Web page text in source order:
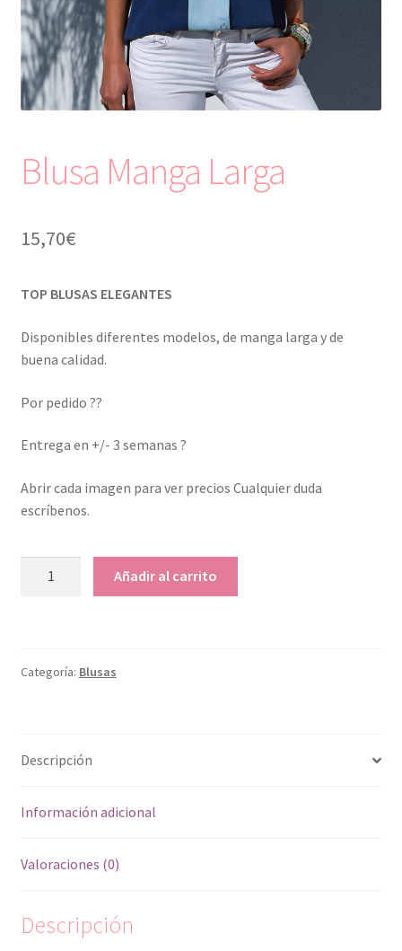
Blusa Manga Larga
15,70€
TOP BLUSAS ELEGANTES
Disponibles diferentes modelos, de manga larga y de
buena calidad.
Por pedido ??
Entrega en +/- 3 semanas ?
Abrir cada imagen para ver precios Cualquier duda
escríbenos.
Añadir al carrito
Categoría: Blusas
Descripción
Información adicional
Valoraciones (0)
Descripción